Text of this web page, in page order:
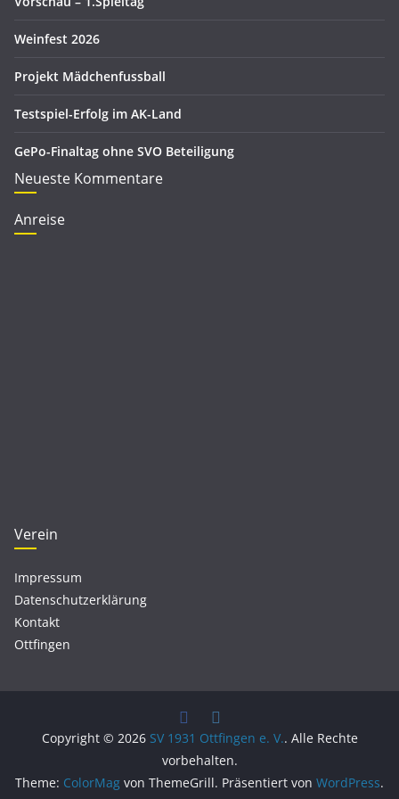
n
Weinfest 2026
Projekt Mädchenfussball
Testspiel-Erfolg im AK-Land
GePo-Finaltag ohne SVO Beteiligung
Neueste Kommentare
Anreise
Verein
Impressum
Datenschutzerklärung
Kontakt
Ottfingen
Copyright © 2026 SV 1931 Ottfingen e. V.. Alle Rechte
vorbehalten.
Theme: ColorMag von ThemeGrill. Präsentiert von WordPress.